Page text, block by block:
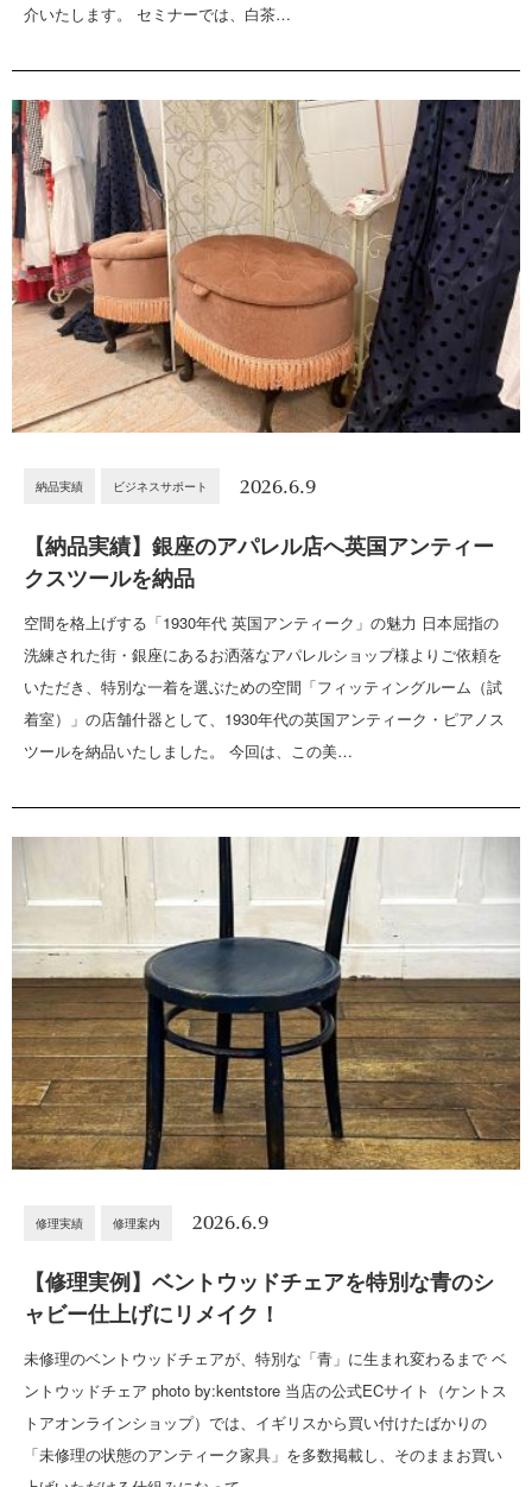
介いたします。 セミナーでは、白茶…
納品実績 ビジネスサポート 2026.6.9
【納品実績】銀座のアパレル店へ英国アンティー
クスツールを納品
空間を格上げする「1930年代 英国アンティーク」の魅力 日本屈指の
洗練された街・銀座にあるお洒落なアパレルショップ様よりご依頼を
いただき、特別な一着を選ぶための空間「フィッティングルーム（試
着室）」の店舗什器として、1930年代の英国アンティーク・ピアノス
ツールを納品いたしました。 今回は、この美…
修理実績 修理案内 2026.6.9
【修理実例】ベントウッドチェアを特別な青のシ
ャビー仕上げにリメイク！
未修理のベントウッドチェアが、特別な「青」に生まれ変わるまで ベ
ントウッドチェア photo by:kentstore 当店の公式ECサイト（ケントス
トアオンラインショップ）では、イギリスから買い付けたばかりの
「未修理の状態のアンティーク家具」を多数掲載し、そのままお買い